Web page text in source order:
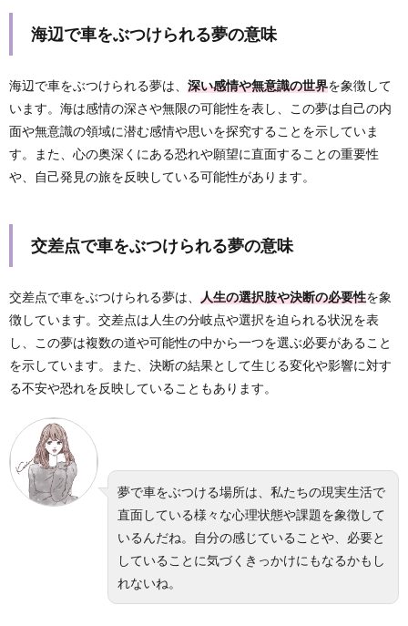
海辺で車をぶつけられる夢の意味
海辺で車をぶつけられる夢は、 深い感情や無意識の世界を象徴して
います。海は感情の深さや無限の可能性を表し、この夢は自己の内
面や無意識の領域に潜む感情や思いを探究することを示していま
す。また、心の奥深くにある恐れや願望に直面することの重要性
や、自己発見の旅を反映している可能性があります。
交差点で車をぶつけられる夢の意味
交差点で車をぶつけられる夢は、 人生の選択肢や決断の必要性を象
徴しています。交差点は人生の分岐点や選択を迫られる状況を表
し、この夢は複数の道や可能性の中から一つを選ぶ必要があること
を示しています。また、決断の結果として生じる変化や影響に対す
る不安や恐れを反映していることもあります。
夢で車をぶつける場所は、私たちの現実生活で
直面している様々な心理状態や課題を象徴して
いるんだね。自分の感じていることや、必要と
していることに気づくきっかけにもなるかもし
れないね。